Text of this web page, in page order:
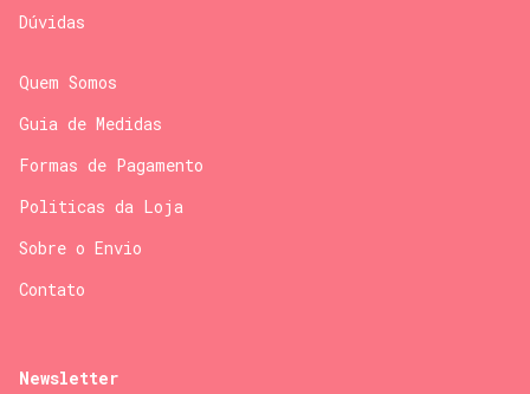
Dúvidas
Quem Somos
Guia de Medidas
Formas de Pagamento
Politicas da Loja
Sobre o Envio
Contato
Newsletter